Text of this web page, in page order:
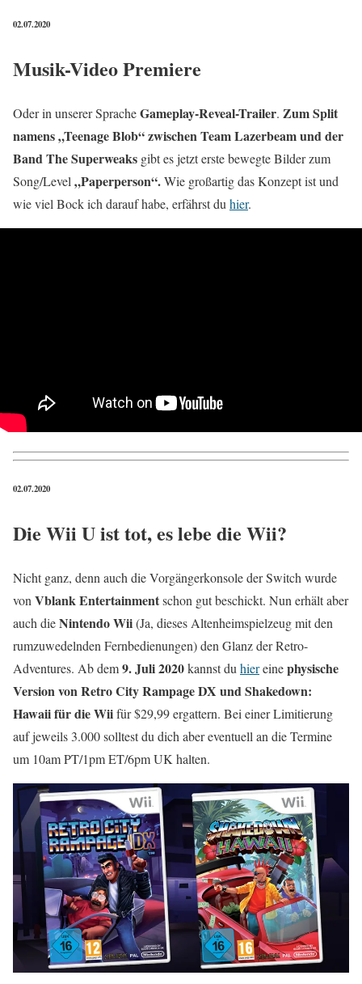
02.07.2020
Musik-Video Premiere
Oder in unserer SpracheGameplay-Reveal-Trailer. Zum Split
namens „Teenage Blob“ zwischen Team Lazerbeam und der
Band The Superweaks gibt es jetzt erste bewegte Bilder zum
Song/Level„Paperperson“.Wie großartig das Konzept ist und
wie viel Bock ich darauf habe, erfährst duhier.
02.07.2020
Die Wii U ist tot, es lebe die Wii?
Nicht ganz, denn auch die Vorgängerkonsole der Switch wurde
von Vblank Entertainmentschon gut beschickt. Nun erhält aber
auch dieNintendo Wii(Ja, dieses Altenheimspielzeug mit den
rumzuwedelnden Fernbedienungen) den Glanz der Retro-
Adventures. Ab dem9. Juli 2020kannst du hiereinephysische
Version von Retro City Rampage DX und Shakedown:
Hawaiifür die Wiifür $29,99 ergattern. Bei einer Limitierung
auf jeweils 3.000 solltest du dich aber eventuell an die Termine
um 10am PT/1pm ET/6pm UK halten.